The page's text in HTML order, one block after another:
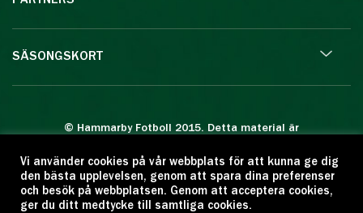
SÄSONGSKORT
© Hammarby Fotboll 2015. Detta material är
Eftertryck eller annan kopiering är förbjuden.
Citera oss gärna men ange källan:
www.hammarbyfotboll.se. Ansvarig utgivare:
Vi använder cookies på vår webbplats för att kunna ge dig
den bästa upplevelsen, genom att spara dina preferenser
och besök på webbplatsen. Genom att acceptera cookies,
ger du ditt medtycke till samtliga cookies.